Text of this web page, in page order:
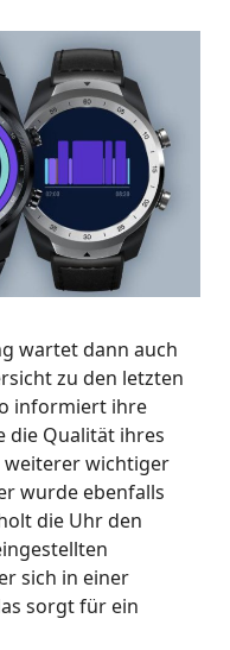
wartet dann auch
zu den letzten
informiert ihre
die Qualität ihres
weiterer wichtiger
wurde ebenfalls
die Uhr den
sich in einer
sorgt für ein